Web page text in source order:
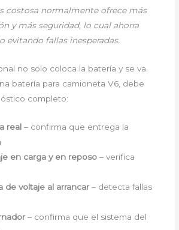
costosa normalmente ofrece más
y más seguridad, lo cual ahorra
evitando fallas inesperadas.
no solo coloca la batería y se va.
batería para camioneta V6, debe
completo:
real– confirma que entrega la
en carga y en reposo– verifica
de voltaje al arrancar– detecta fallas
– confirma que el sistema del